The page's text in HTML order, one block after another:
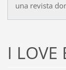
una revista
I LOVE